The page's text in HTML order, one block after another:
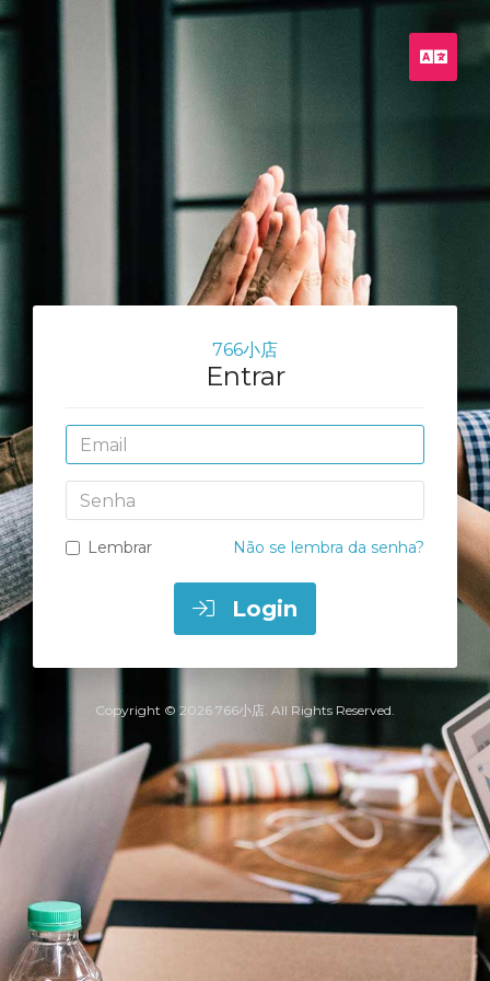
766小店
Entrar
Email
Senha
Lembrar Não se lembra da senha?
Login
Copyright © 2026 766小店. All Rights Reserved.